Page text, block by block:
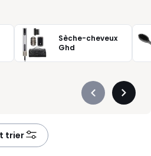
Sèche-cheveux
Ghd
Précédent
trier